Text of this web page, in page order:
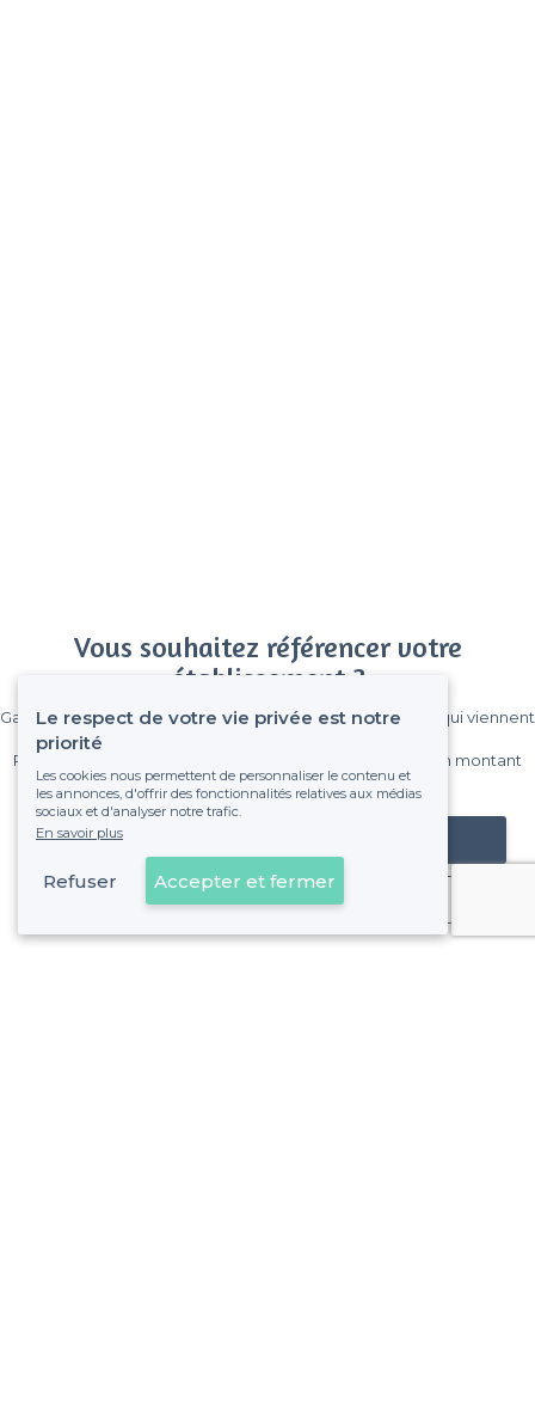
Vous souhaitez référencer votre
établissement ?
Gagnez de nombreux clients parmi le million de visiteurs qui viennent
Pas de commissions et sans engagement, vous payez un montant
fixe sans risque de voir déraper la facture.
Référencer mon établissement
Déjà client
Le respect de votre vie privée est notre
priorité
Les cookies nous permettent de personnaliser le contenu et
les annonces, d'offrir des fonctionnalités relatives aux médias
sociaux et d'analyser notre trafic.
En savoir plus
Refuser Accepter et fermer